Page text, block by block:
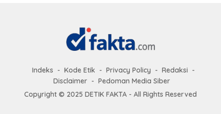
Indeks Kode Etik Privacy Policy
Redaksi
Disclaimer
Pedoman Media Siber
Copyright © 2025 DETIK FAKTA - All Rights Reserved